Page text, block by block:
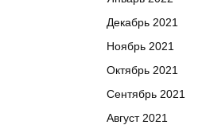
Декабрь 2021
Ноябрь 2021
Октябрь 2021
Сентябрь 2021
Август 2021